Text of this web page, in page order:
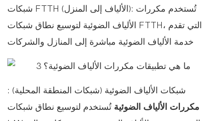
شبكات FTTH (الألياف إلى المنزل): تُستخدم مكررات
الألياف الضوئية لتوسيع نطاق شبكات FTTH، التي تقدم
شبكات الألياف الضوئية (شبكات المنطقة المحلية) :
مكررات الألياف الضوئية تُستخدم لتوسيع نطاق شبكات